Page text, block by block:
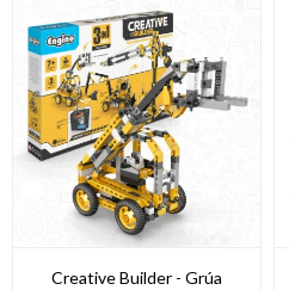
Creative Builder - Grúa